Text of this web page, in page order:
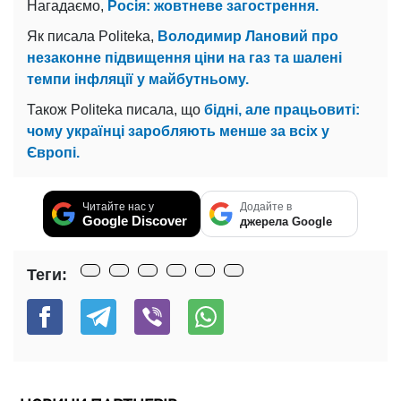
Нагадаємо, Росія: жовтневе загострення.
Як писала Politeka, Володимир Лановий про
незаконне підвищення ціни на газ та шалені
темпи інфляції у майбутньому.
Також Politeka писала, що бідні, але працьовиті:
чому українці заробляють менше за всіх у
Європі.
Читайте нас у
Google Discover
Додайте в
джерела Google
Теги: